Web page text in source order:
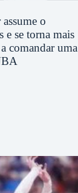
o
e se torna mais
comandar uma